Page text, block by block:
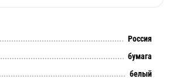
Россия
бумага
белый